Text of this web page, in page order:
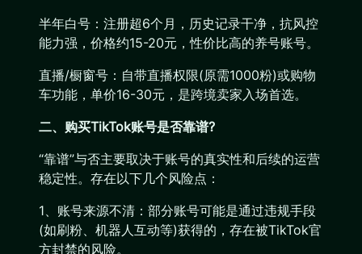
半年白号：注册超6个月，历史记录干净，抗风控
能力强，价格约15-20元，性价比高的养号账号。
直播/橱窗号：自带直播权限(原需1000粉)或购物
车功能，单价16-30元，是跨境卖家入场首选。
二、购买TikTok账号是否靠谱?
“靠谱”与否主要取决于账号的真实性和后续的运营
稳定性。存在以下几个风险点：
1、账号来源不清：部分账号可能是通过违规手段
(如刷粉、机器人互动等)获得的，存在被TikTok官
方封禁的风险。